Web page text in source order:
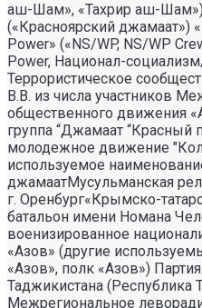
аш-Шам», «Тахрир аш-
(«Красноярский джамаат»)
Power» («NS/WP, NS/WP
Power, Национал-
Террористическое
В.В. из числа участников
общественного движения
группа “Джамаат “Красный
молодежное движение
используемое
джамаатМусульманская
г. Оренбург«Крымско-
батальон имени Номана
военизированное
«Азов» (другие
«Азов», полк «Азов»)
Таджикистана (Республика
Межрегиональное